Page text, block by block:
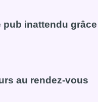
pub inattendu grâce
de pub inattendu grâce
au rendez-vous